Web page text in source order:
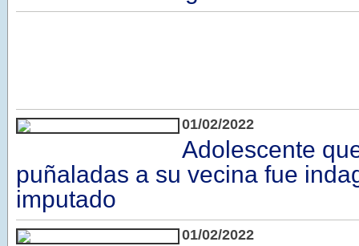
01/02/2022
Adolescente
puñaladas a su vecina fue
imputado
01/02/2022